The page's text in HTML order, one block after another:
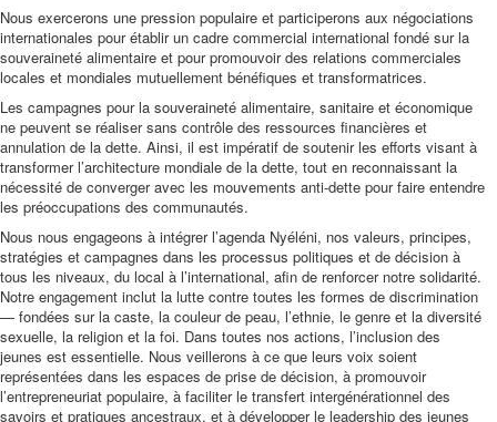
Nous exercerons une pression populaire et participerons aux négociations
internationales pour établir un cadre commercial international fondé sur la
souveraineté alimentaire et pour promouvoir des relations commerciales
locales et mondiales mutuellement bénéfiques et transformatrices.
Les campagnes pour la souveraineté alimentaire, sanitaire et économique
ne peuvent se réaliser sans contrôle des ressources financières et
annulation de la dette. Ainsi, il est impératif de soutenir les efforts visant à
transformer l’architecture mondiale de la dette, tout en reconnaissant la
nécessité de converger avec les mouvements anti-dette pour faire entendre
les préoccupations des communautés.
Nous nous engageons à intégrer l’agenda Nyéléni, nos valeurs, principes,
stratégies et campagnes dans les processus politiques et de décision à
tous les niveaux, du local à l’international, afin de renforcer notre solidarité.
Notre engagement inclut la lutte contre toutes les formes de discrimination
— fondées sur la caste, la couleur de peau, l’ethnie, le genre et la diversité
sexuelle, la religion et la foi. Dans toutes nos actions, l’inclusion des
jeunes est essentielle. Nous veillerons à ce que leurs voix soient
représentées dans les espaces de prise de décision, à promouvoir
l’entrepreneuriat populaire, à faciliter le transfert intergénérationnel des
savoirs et pratiques ancestraux, et à développer le leadership des jeunes